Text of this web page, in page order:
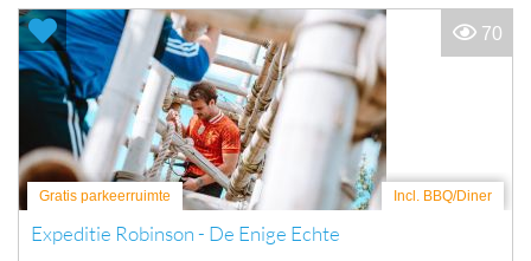
Gratis parkeerruimte Incl. BBQ/Diner
Expeditie Robinson - De Enige Echte
70